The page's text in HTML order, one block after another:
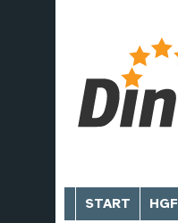
START HGF